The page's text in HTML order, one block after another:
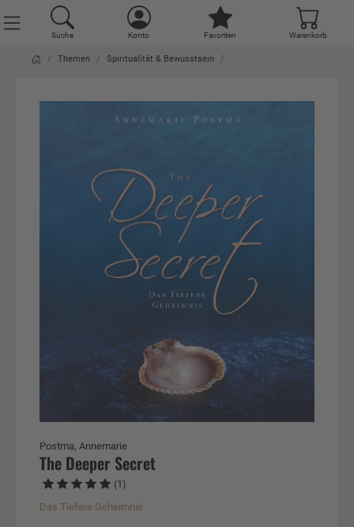
Suche Konto Favoriten Warenkorb
Themen Spiritualität & Bewusstsein
Postma, Annemarie
The Deeper Secret
(1)
Das Tiefere Geheimnis